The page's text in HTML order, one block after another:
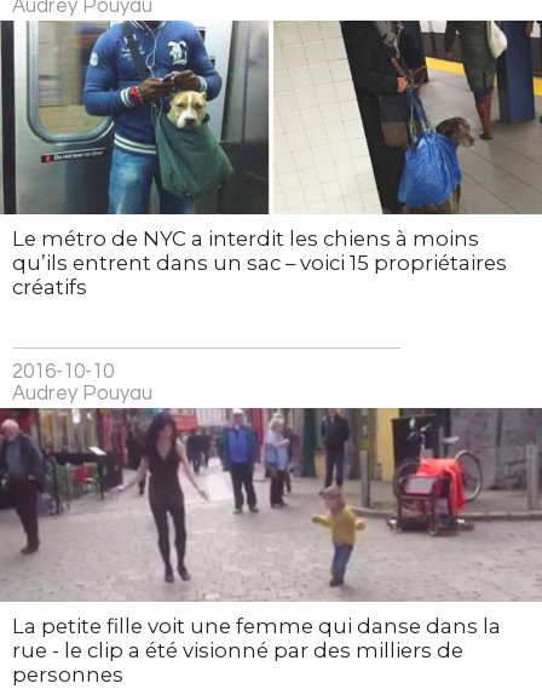
Audrey Pouyau
Le métro de NYC a interdit les chiens à moins
qu’ils entrent dans un sac – voici 15 propriétaires
créatifs
2016-10-10
Audrey Pouyau
La petite fille voit une femme qui danse dans la
rue - le clip a été visionné par des milliers de
personnes